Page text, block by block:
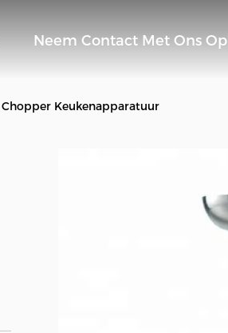
Neem Contact Met Ons Op
Keukenapparatuur